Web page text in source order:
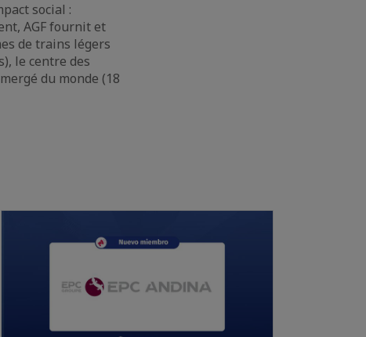
social :
AGF fournit et
de trains légers
le centre des
du monde (18